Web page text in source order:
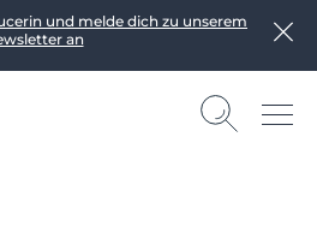
und melde dich zu unserem
an